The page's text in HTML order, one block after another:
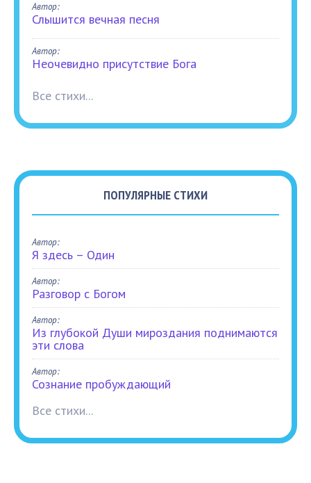
Автор:
Слышится вечная песня
Автор:
Неочевидно присутствие Бога
Все стихи...
ПОПУЛЯРНЫЕ СТИХИ
Автор:
Я здесь – Один
Автор:
Разговор с Богом
Автор:
Из глубокой Души мироздания поднимаются
эти слова
Автор:
Сознание пробуждающий
Все стихи...